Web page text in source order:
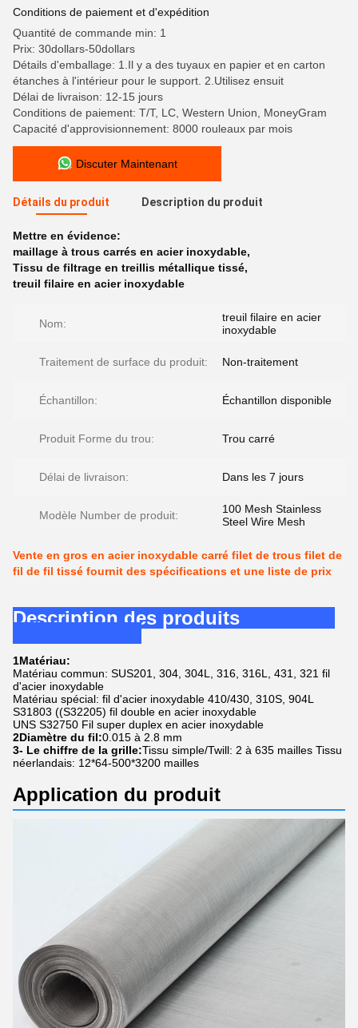
Conditions de paiement et d'expédition
Quantité de commande min: 1
Prix: 30dollars-50dollars
Détails d'emballage: 1.Il y a des tuyaux en papier et en carton
étanches à l'intérieur pour le support. 2.Utilisez ensuit
Délai de livraison: 12-15 jours
Conditions de paiement: T/T, LC, Western Union, MoneyGram
Capacité d'approvisionnement: 8000 rouleaux par mois
Discuter Maintenant
Détails du produit Description du produit
Mettre en évidence:
maillage à trous carrés en acier inoxydable,
Tissu de filtrage en treillis métallique tissé,
treuil filaire en acier inoxydable
Nom:
treuil filaire en acier
inoxydable
Traitement de surface du produit: Non-traitement
Échantillon: Échantillon disponible
Produit Forme du trou: Trou carré
Délai de livraison: Dans les 7 jours
Modèle Number de produit:
100 Mesh Stainless
Steel Wire Mesh
Vente en gros en acier inoxydable carré filet de trous filet de
fil de fil tissé fournit des spécifications et une liste de prix
Description des produits
1Matériau:
Matériau commun: SUS201, 304, 304L, 316, 316L, 431, 321 fil
d'acier inoxydable
Matériau spécial: fil d'acier inoxydable 410/430, 310S, 904L
S31803 ((S32205) fil double en acier inoxydable
UNS S32750 Fil super duplex en acier inoxydable
2Diamètre du fil:0.015 à 2.8 mm
3- Le chiffre de la grille:Tissu simple/Twill: 2 à 635 mailles Tissu
néerlandais: 12*64-500*3200 mailles
Application du produit